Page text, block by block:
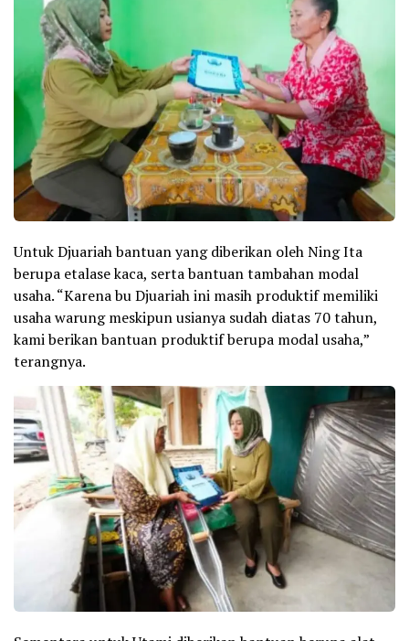
Untuk Djuariah bantuan yang diberikan oleh Ning Ita
berupa etalase kaca, serta bantuan tambahan modal
usaha. “Karena bu Djuariah ini masih produktif memiliki
usaha warung meskipun usianya sudah diatas 70 tahun,
kami berikan bantuan produktif berupa modal usaha,”
terangnya.